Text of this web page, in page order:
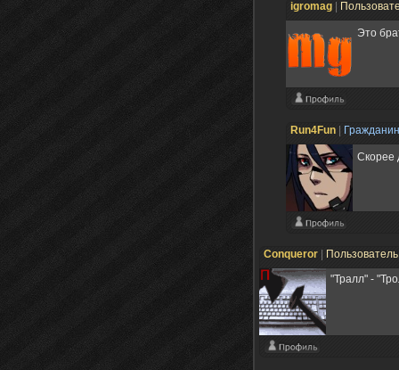
igromag
Это
Run4Fun
Скорее
Conqueror
"Тралл" -